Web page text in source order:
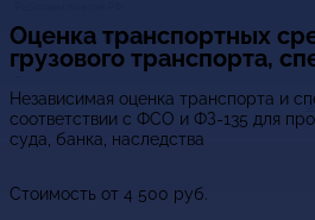
Мы онлайн,пишите
Оценка транспортных
грузового транспорта,
Независимая оценка транспорта и
соответствии с ФСО и ФЗ-135 для
суда, банка, наследства
Стоимость от 4 500 руб.